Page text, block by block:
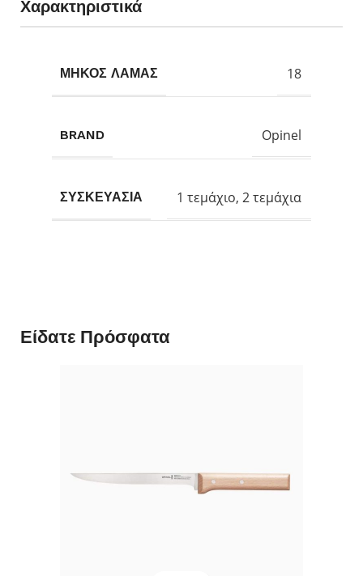
Χαρακτηριστικά
ΜΗΚΟΣ ΛΑΜΑΣ 18
BRAND Opinel
ΣΥΣΚΕΥΑΣΙΑ 1 τεμάχιο, 2 τεμάχια
Είδατε Πρόσφατα